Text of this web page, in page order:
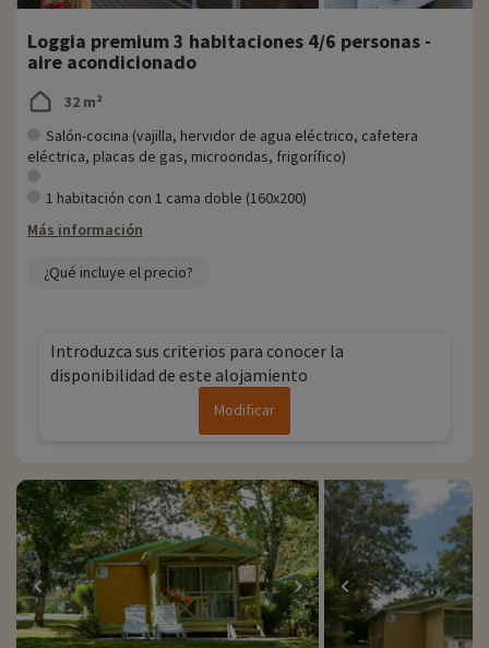
Loggia premium 3 habitaciones 4/6 personas -
aire acondicionado
32 m²
Salón-cocina (vajilla, hervidor de agua eléctrico, cafetera
eléctrica, placas de gas, microondas, frigorífico)
1 habitación con 1 cama doble (160x200)
Más información
¿Qué incluye el precio?
Introduzca sus criterios para conocer la
disponibilidad de este alojamiento
Modificar